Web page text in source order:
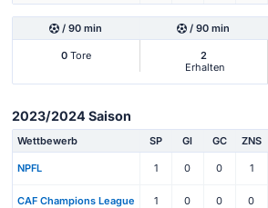
/ 90 min / 90 min
0Tore
2
Erhalten
2023/2024 Saison
Wettbewerb SP Gl GC ZNS
NPFL 1 0 0 1
CAF Champions League 1 0 0 0